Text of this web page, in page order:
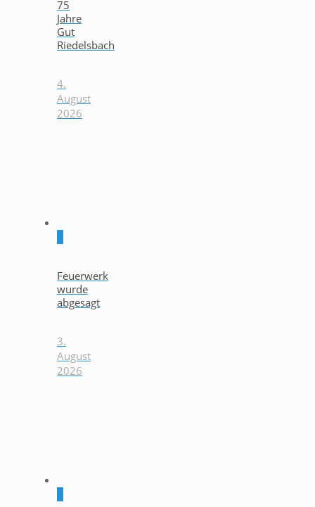
75
Jahre
Gut
Riedelsbach
4.
August
2026
Feuerwerk
wurde
abgesagt
3.
August
2026